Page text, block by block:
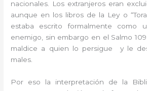
nacionales. Los extranjeros eran
aunque en los libros de la Ley o
estaba escrito formalmente como
enemigo, sin embargo en el Salmo
maldice a quien lo persigue y le
males.
Por eso la interpretación de la